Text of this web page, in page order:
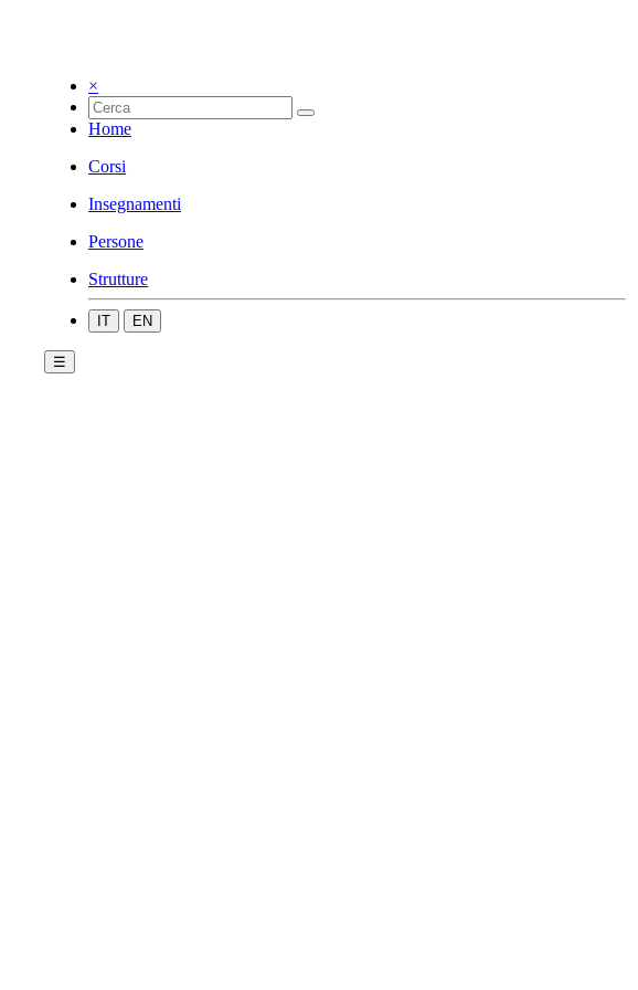
×
Home
Corsi
Insegnamenti
Persone
Strutture
IT EN
☰